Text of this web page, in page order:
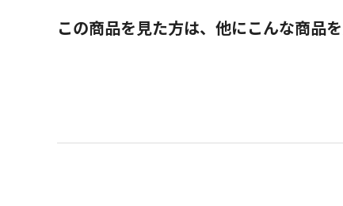
この商品を見た方は、他にこんな商品